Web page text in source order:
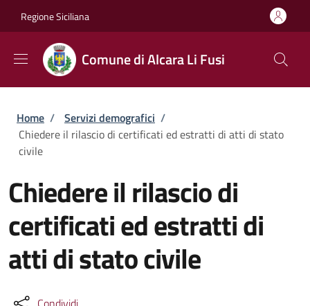
Regione Siciliana
Comune di Alcara Li Fusi
Briciole di pane
Home / Servizi demografici /
Chiedere il rilascio di certificati ed estratti di atti di stato
civile
Chiedere il rilascio di
certificati ed estratti di
atti di stato civile